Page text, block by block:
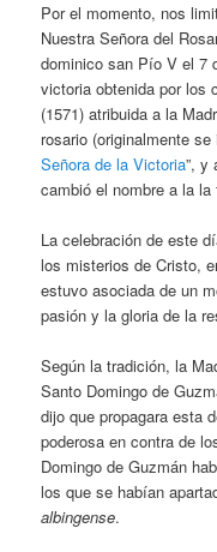
Por el momento, nos
Nuestra Señora del
dominico san Pío V el 7
victoria obtenida por los
(1571) atribuida a la
rosario (originalmente
Señora de la Victoria”, y
cambió el nombre a la
La celebración de este
los misterios de Cristo,
estuvo asociada de un
pasión y la gloria de la
Según la tradición, la
Santo Domingo de
dijo que propagara esta
poderosa en contra de
Domingo de Guzmán
los que se habían
albingense.